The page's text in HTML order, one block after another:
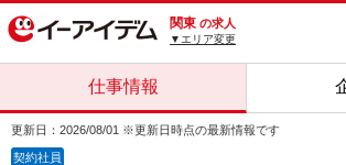
関東 の求人
▼エリア変更
仕事情報
更新日：2026/08/01 ※更新日時点の最新情報です
契約社員